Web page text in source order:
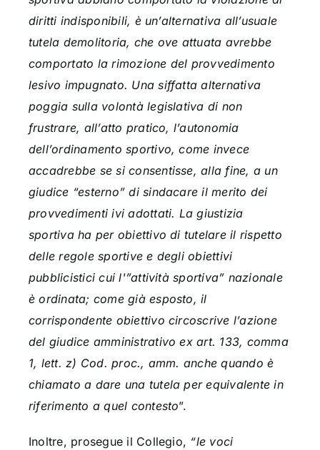
diritti indisponibili, è un’alternativa all’usuale
tutela demolitoria, che ove attuata avrebbe
comportato la rimozione del provvedimento
lesivo impugnato. Una siffatta alternativa
poggia sulla volontà legislativa di non
frustrare, all’atto pratico, l’autonomia
dell’ordinamento sportivo, come invece
accadrebbe se si consentisse, alla fine, a un
giudice “esterno” di sindacare il merito dei
provvedimenti ivi adottati. La giustizia
sportiva ha per obiettivo di tutelare il rispetto
delle regole sportive e degli obiettivi
pubblicistici cui l'”attività sportiva” nazionale
è ordinata; come già esposto, il
corrispondente obiettivo circoscrive l’azione
del giudice amministrativo ex art. 133, comma
1, lett. z) Cod. proc., amm. anche quando è
chiamato a dare una tutela per equivalente in
riferimento a quel contesto”.
Inoltre, prosegue il Collegio, “le voci